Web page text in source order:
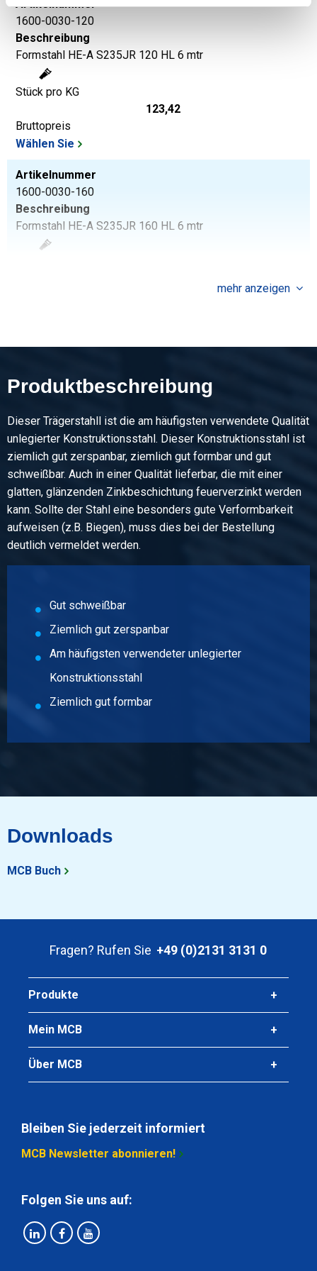
Artikelnummer
1600-0030-120
Beschreibung
Formstahl HE-A S235JR 120 HL 6 mtr
Stück pro KG
123,42
Bruttopreis
Wählen Sie
Artikelnummer
1600-0030-160
Beschreibung
Formstahl HE-A S235JR 160 HL 6 mtr
Artikelnummer
Beschreibung
Formstahl HE-A S235JR 180 HL 6 mtr
Stück pro KG
219,01
Bruttopreis
Wählen Sie
Artikelnummer
1600-0030-200
Beschreibung
Formstahl HE-A S235JR 200 HL 6 mtr
Stück pro KG
Bruttopreis
Wählen Sie
mehr anzeigen
Produktbeschreibung
Dieser Trägerstahll ist die am häufigsten verwendete Qualität
unlegierter Konstruktionsstahl. Dieser Konstruktionsstahl ist
ziemlich gut zerspanbar, ziemlich gut formbar und gut
schweißbar. Auch in einer Qualität lieferbar, die mit einer
glatten, glänzenden Zinkbeschichtung feuerverzinkt werden
kann. Sollte der Stahl eine besonders gute Verformbarkeit
aufweisen (z.B. Biegen), muss dies bei der Bestellung
deutlich vermeldet werden.
Gut schweißbar
Ziemlich gut zerspanbar
Am häufigsten verwendeter unlegierter
Konstruktionsstahl
Ziemlich gut formbar
Downloads
MCB Buch
Fragen? Rufen Sie +49 (0)2131 3131 0
Produkte
Mein MCB
Über MCB
Bleiben Sie jederzeit informiert
MCB Newsletter abonnieren!
Folgen Sie uns auf: